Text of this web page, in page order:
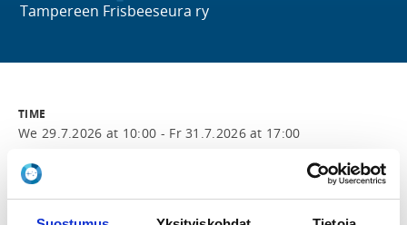
Tampereen Frisbeeseura ry
TIME
We 29.7.2026 at 10:00 - Fr 31.7.2026 at 17:00
LOCATION
Tampereen Frisbeegolfkeskus